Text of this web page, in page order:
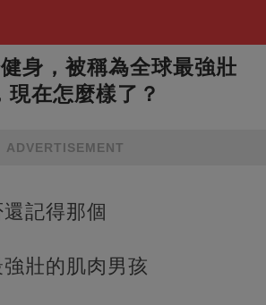
身，被稱為全球最強壯
現在怎麼樣了？
ADVERTISEMENT
記得那個
壯的肌肉男孩